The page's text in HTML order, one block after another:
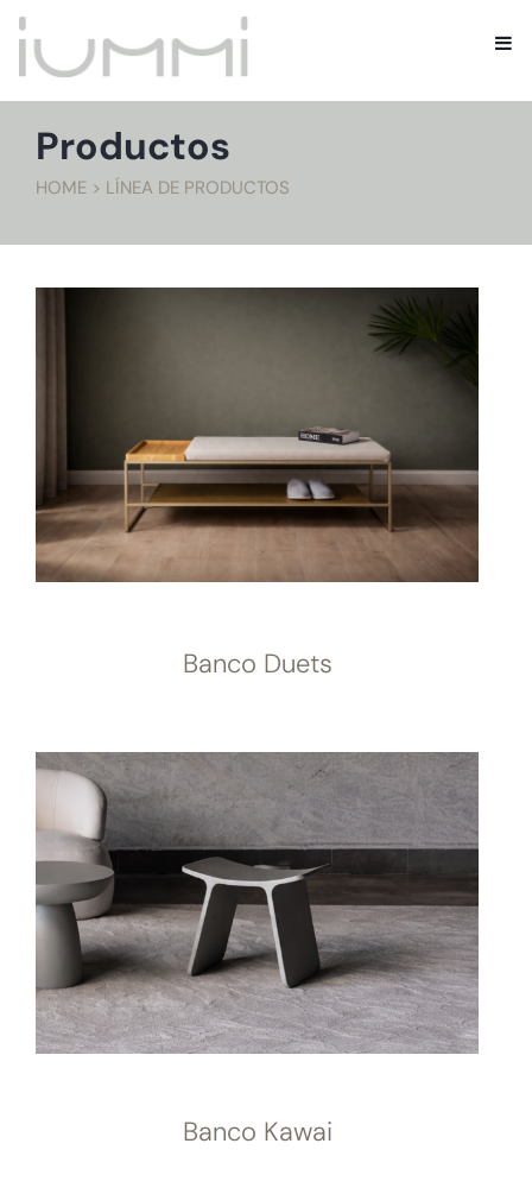
Productos
HOME > LÍNEA DE PRODUCTOS
Banco Duets
Banco Kawai